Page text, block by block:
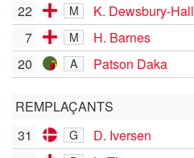
22 M K. Dewsbury-Hall
7 M H. Barnes
20 A Patson Daka
REMPLAÇANTS
31
G
D. Iversen